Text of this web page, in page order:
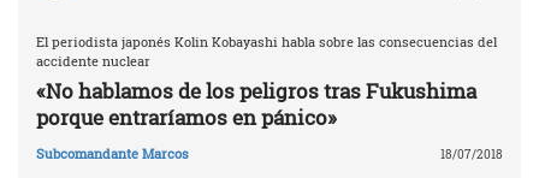
El periodista japonés Kolin Kobayashi habla sobre las consecuencias del
accidente nuclear
«No hablamos de los peligros tras Fukushima
porque entraríamos en pánico»
Subcomandante Marcos 18/07/2018